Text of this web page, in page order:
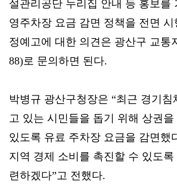
설관리공단 누리집 안내 등 홍보를
영주차장 요금 감면 정책을 전면
정예고에 대한 의견은 광산구 교통
88)로 문의하면 된다.
박병규 광산구청장은 “최근 경기침
고 있는 시민들을 돕기 위해 상권
있도록 유료 주차장 요금을 감면했
지역 경제 소비를 촉진할 수 있도
련하겠다”고 전했다.